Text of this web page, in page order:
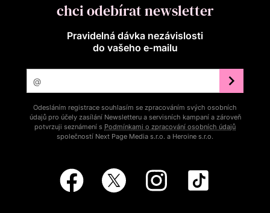
chci odebírat newsletter
Pravidelná dávka nezávislosti
do vašeho e‑mailu
Odesláním registrace souhlasím se zpracováním svých osobních
údajů pro účely zasílání Newsletteru a servisních kampaní a zároveň
potvrzuji seznámení s Podmínkami o zpracování osobních údajů
společností Next Page Media s.r.o. a Heroine s.r.o.